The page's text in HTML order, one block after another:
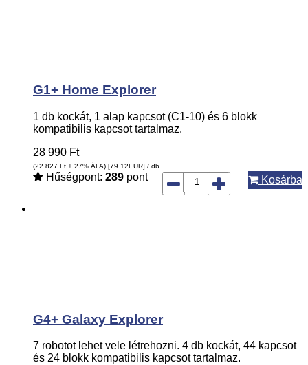
G1+ Home Explorer
1 db kockát, 1 alap kapcsot (C1-10) és 6 blokk
kompatibilis kapcsot tartalmaz.
28 990 Ft
(22 827 Ft + 27% ÁFA) [79.12EUR] / db
Hűségpont: 289 pont Kosárba
G4+ Galaxy Explorer
7 robotot lehet vele létrehozni. 4 db kockát, 44 kapcsot
és 24 blokk kompatibilis kapcsot tartalmaz.